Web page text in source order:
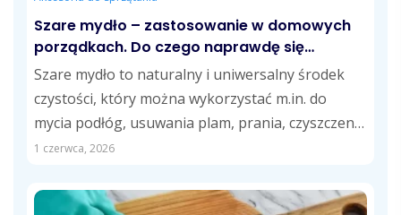
Szare mydło – zastosowanie w domowych
porządkach. Do czego naprawdę się
przydaje?
Szare mydło to naturalny i uniwersalny środek
czystości, który można wykorzystać m.in. do
mycia podłóg, usuwania plam, prania, czyszczenia
kuchni...
1 czerwca, 2026